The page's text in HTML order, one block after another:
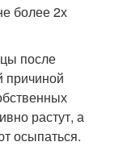
более 2х
после
причиной
растут, а
осыпаться.